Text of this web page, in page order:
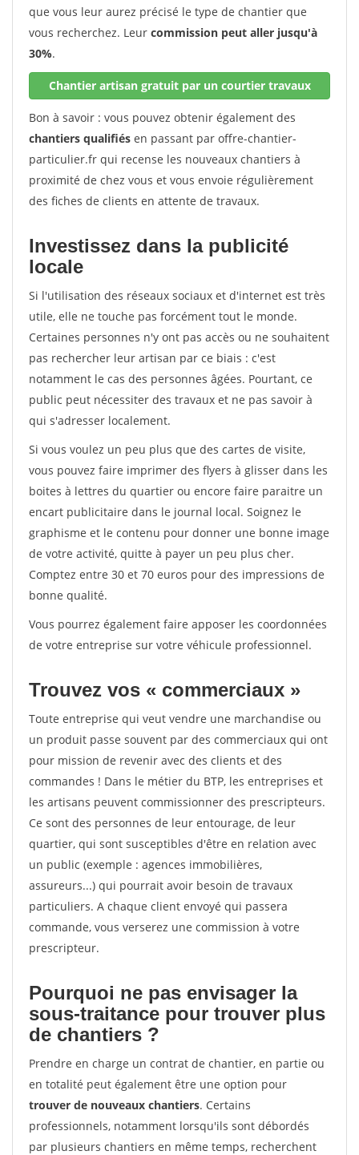
que vous leur aurez précisé le type de chantier que
vous recherchez. Leur commission peut aller jusqu'à
30%.
Chantier artisan gratuit par un courtier travaux
Bon à savoir : vous pouvez obtenir également des
chantiers qualifiés en passant par offre-chantier-
particulier.fr qui recense les nouveaux chantiers à
proximité de chez vous et vous envoie régulièrement
des fiches de clients en attente de travaux.
Investissez dans la publicité
locale
Si l'utilisation des réseaux sociaux et d'internet est très
utile, elle ne touche pas forcément tout le monde.
Certaines personnes n'y ont pas accès ou ne souhaitent
pas rechercher leur artisan par ce biais : c'est
notamment le cas des personnes âgées. Pourtant, ce
public peut nécessiter des travaux et ne pas savoir à
qui s'adresser localement.
Si vous voulez un peu plus que des cartes de visite,
vous pouvez faire imprimer des flyers à glisser dans les
boites à lettres du quartier ou encore faire paraitre un
encart publicitaire dans le journal local. Soignez le
graphisme et le contenu pour donner une bonne image
de votre activité, quitte à payer un peu plus cher.
Comptez entre 30 et 70 euros pour des impressions de
bonne qualité.
Vous pourrez également faire apposer les coordonnées
de votre entreprise sur votre véhicule professionnel.
Trouvez vos « commerciaux »
Toute entreprise qui veut vendre une marchandise ou
un produit passe souvent par des commerciaux qui ont
pour mission de revenir avec des clients et des
commandes ! Dans le métier du BTP, les entreprises et
les artisans peuvent commissionner des prescripteurs.
Ce sont des personnes de leur entourage, de leur
quartier, qui sont susceptibles d'être en relation avec
un public (exemple : agences immobilières,
assureurs...) qui pourrait avoir besoin de travaux
particuliers. A chaque client envoyé qui passera
commande, vous verserez une commission à votre
prescripteur.
Pourquoi ne pas envisager la
sous-traitance pour trouver plus
de chantiers ?
Prendre en charge un contrat de chantier, en partie ou
en totalité peut également être une option pour
trouver de nouveaux chantiers. Certains
professionnels, notamment lorsqu'ils sont débordés
par plusieurs chantiers en même temps, recherchent